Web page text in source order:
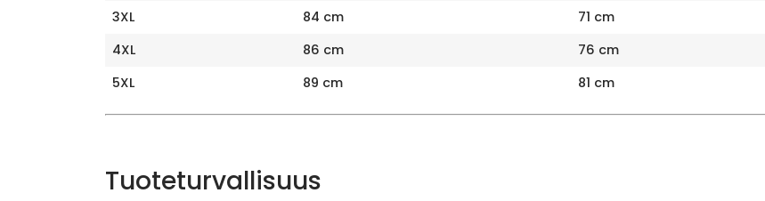
3XL
84 cm 71 cm
4XL
86 cm 76 cm
5XL
89 cm 81 cm
Tuoteturvallisuus